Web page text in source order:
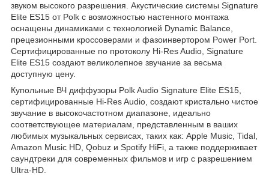
звуком высокого разрешения. Акустические системы Signature
Elite ES15 от Polk с возможностью настенного монтажа
оснащены динамиками с технологией Dynamic Balance,
прецезионными кроссоверами и фазоинвертором Power Port.
Сертифицированные по протоколу Hi-Res Audio, Signature
Elite ES15 создают великолепное звучание за весьма
доступную цену.
Купольные ВЧ диффузоры Polk Audio Signature Elite ES15,
сертифицированные Hi-Res Audio, создают кристально чистое
звучание в высокочастотном диапазоне, идеально
соответствующее материалам, представленным в ваших
любимых музыкальных сервисах, таких как: Apple Music, Tidal,
Amazon Music HD, Qobuz и Spotify HiFi, а также поддерживает
саундтреки для современных фильмов и игр с разрешением
Ultra-HD.